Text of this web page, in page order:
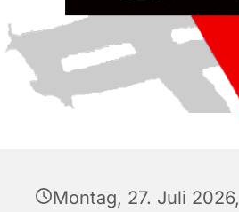
Montag, 27. Juli 2026,